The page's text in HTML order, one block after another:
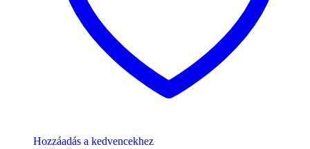
Hozzáadás a kedvencekhez